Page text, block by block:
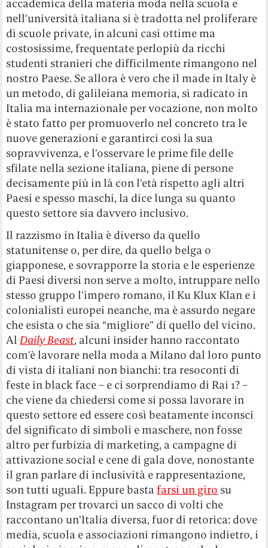
accademica della materia moda nella scuola e
nell’università italiana si è tradotta nel proliferare
di scuole private, in alcuni casi ottime ma
costosissime, frequentate perlopiù da ricchi
studenti stranieri che difficilmente rimangono nel
nostro Paese. Se allora è vero che il made in Italy è
un metodo, di galileiana memoria, sì radicato in
Italia ma internazionale per vocazione, non molto
è stato fatto per promuoverlo nel concreto tra le
nuove generazioni e garantirci così la sua
sopravvivenza, e l’osservare le prime file delle
sfilate nella sezione italiana, piene di persone
decisamente più in là con l’età rispetto agli altri
Paesi e spesso maschi, la dice lunga su quanto
questo settore sia davvero inclusivo.
Il razzismo in Italia è diverso da quello
statunitense o, per dire, da quello belga o
giapponese, e sovrapporre la storia e le esperienze
di Paesi diversi non serve a molto, intruppare nello
stesso gruppo l’impero romano, il Ku Klux Klan e i
colonialisti europei neanche, ma è assurdo negare
che esista o che sia “migliore” di quello del vicino.
AlDaily Beast, alcuni insider hanno raccontato
com’è lavorare nella moda a Milano dal loro punto
di vista di italiani non bianchi: tra resoconti di
feste in black face – e ci sorprendiamo di Rai 1? –
che viene da chiedersi come si possa lavorare in
questo settore ed essere così beatamente inconsci
del significato di simboli e maschere, non fosse
altro per furbizia di marketing, a campagne di
attivazione social e cene di gala dove, nonostante
il gran parlare di inclusività e rappresentazione,
son tutti uguali. Eppure bastafarsi un giro su
Instagram per trovarci un sacco di volti che
raccontano un’Italia diversa, fuor di retorica: dove
media, scuola e associazioni rimangono indietro, i